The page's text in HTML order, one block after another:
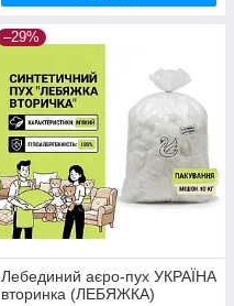
–29%
Лебединий аєро-пух УКРАЇНА
вторинка (ЛЕБЯЖКА)